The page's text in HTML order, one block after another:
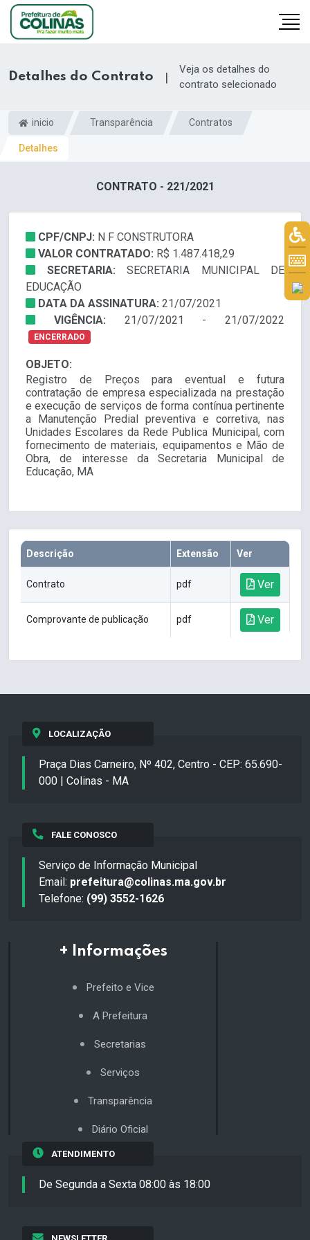
Detalhes do Contrato |
Veja os detalhes do
contrato selecionado
inicio Transparência Contratos
Detalhes
CONTRATO - 221/2021
CPF/CNPJ: N F CONSTRUTORA
VALOR CONTRATADO: R$ 1.487.418,29
SECRETARIA: SECRETARIA MUNICIPAL DE
EDUCAÇÃO
DATA DA ASSINATURA: 21/07/2021
VIGÊNCIA: 21/07/2021 - 21/07/2022
ENCERRADO
OBJETO:
Registro de Preços para eventual e futura
contratação de empresa especializada na prestação
e execução de serviços de forma contínua pertinente
a Manutenção Predial preventiva e corretiva, nas
Unidades Escolares da Rede Publica Municipal, com
fornecimento de materiais, equipamentos e Mão de
Obra, de interesse da Secretaria Municipal de
Educação, MA
Descrição Extensão Ver
Contrato pdf Ver
Comprovante de publicação pdf Ver
LOCALIZAÇÃO
Praça Dias Carneiro, Nº 402, Centro - CEP: 65.690-
000 | Colinas - MA
FALE CONOSCO
Serviço de Informação Municipal
Email: prefeitura@colinas.ma.gov.br
Telefone: (99) 3552-1626
+ Informações
Prefeito e Vice
A Prefeitura
Secretarias
Serviços
Transparência
Diário Oficial
ATENDIMENTO
De Segunda a Sexta 08:00 às 18:00